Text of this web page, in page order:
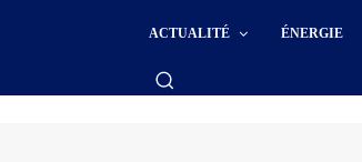
ACTUALITÉ ÉNERGIE